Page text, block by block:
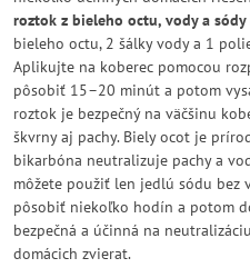
roztok z bieleho octu, vody a
bieleho octu, 2 šálky vody a 1
Aplikujte na koberec pomocou
pôsobiť 15–20 minút a potom
roztok je bezpečný na väčšinu
škvrny aj pachy. Biely ocot je
bikarbóna neutralizuje pachy a
môžete použiť len jedlú sódu bez
pôsobiť niekoľko hodín a potom
bezpečná a účinná na
domácich zvierat.